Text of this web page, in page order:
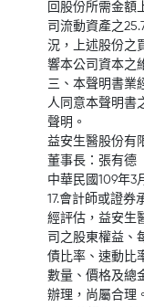
回股份所需金額
司流動資產之
況，上述股份之
響本公司資本之
三、本聲明書業
人同意本聲明書
聲明。
益安生醫股份有
董事長：張有德
中華民國109年3
17.會計師或證券
經評估，益安生
司之股東權益、
債比率、速動比
數量、價格及總
辦理，尚屬合理。